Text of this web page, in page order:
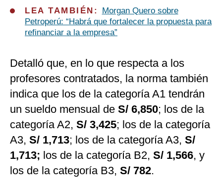
LEA TAMBIÉN:
Morgan Quero sobre
Petroperú: “Habrá que fortalecer la propuesta para
refinanciar a la empresa”
Detalló que, en lo que respecta a los
profesores contratados, la norma también
indica que los de la categoría A1 tendrán
un sueldo mensual de S/ 6,850; los de la
categoría A2, S/ 3,425; los de la categoría
A3, S/ 1,713; los de la categoría A3, S/
1,713; los de la categoría B2, S/ 1,566, y
los de la categoría B3, S/ 782.